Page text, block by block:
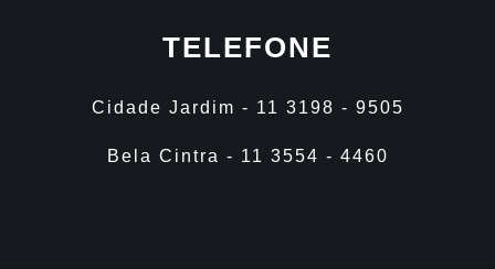
TELEFONE
Cidade Jardim - 11 3198 - 9505
Bela Cintra - 11 3554 - 4460